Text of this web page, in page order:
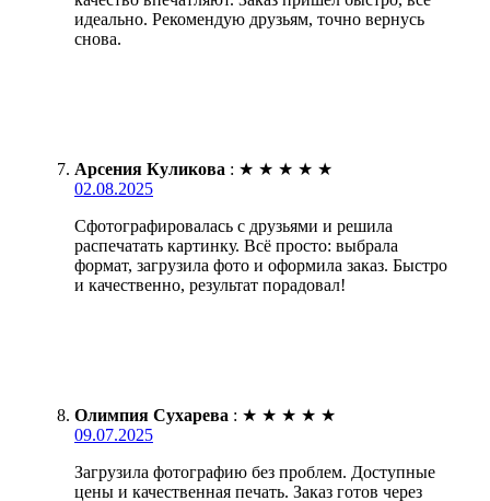
идеально. Рекомендую друзьям, точно вернусь
снова.
Арсения Куликова : ★ ★ ★ ★ ★
02.08.2025
Сфотографировалась с друзьями и решила
распечатать картинку. Всё просто: выбрала
формат, загрузила фото и оформила заказ. Быстро
и качественно, результат порадовал!
Олимпия Сухарева : ★ ★ ★ ★ ★
09.07.2025
Загрузила фотографию без проблем. Доступные
цены и качественная печать. Заказ готов через